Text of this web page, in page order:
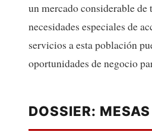
un mercado considerable
necesidades especiales de
servicios a esta población
oportunidades de negocio
DOSSIER: